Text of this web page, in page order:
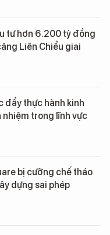
tư hơn 6.200 tỷ đồng
Liên Chiểu giai
đẩy thực hành kinh
trong lĩnh vực
bị cưỡng chế tháo
dựng sai phép